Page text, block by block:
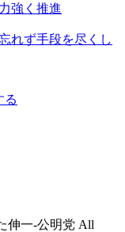
強く推進
れず手段を尽くし
る
伸一-公明党 All